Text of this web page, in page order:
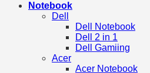
Notebook
Dell
Dell Notebook
Dell 2 in 1
Dell Gamiing
Acer
Acer Notebook